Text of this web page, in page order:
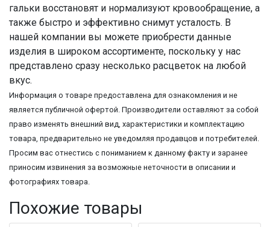
гальки восстановят и нормализуют кровообращение, а
также быстро и эффективно снимут усталость. В
нашей компании вы можете приобрести данные
изделия в широком ассортименте, поскольку у нас
представлено сразу несколько расцветок на любой
вкус.
Информация о товаре предоставлена для ознакомления и не
является публичной офертой. Производители оставляют за собой
право изменять внешний вид, характеристики и комплектацию
товара, предварительно не уведомляя продавцов и потребителей.
Просим вас отнестись с пониманием к данному факту и заранее
приносим извинения за возможные неточности в описании и
фотографиях товара.
Похожие товары